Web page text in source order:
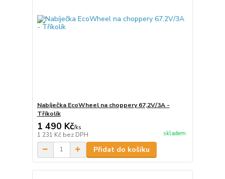
Nabíječka EcoWheel na choppery 67,2V/3A -
Tříkolík
1 490 Kč/ks
1 231 Kč bez DPH skladem
Přidat do košíku